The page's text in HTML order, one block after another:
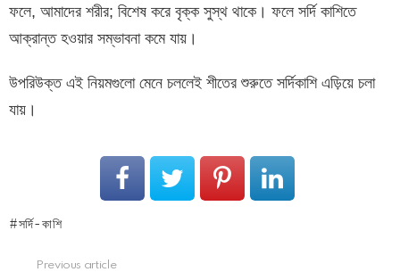
ফলে, আমাদের শরীর; বিশেষ করে বৃক্ক সুস্থ থাকে। ফলে সর্দি কাশিতে
আক্রান্ত হওয়ার সম্ভাবনা কমে যায়।
উপরিউক্ত এই নিয়মগুলো মেনে চললেই শীতের শুরুতে সর্দিকাশি এড়িয়ে চলা
যায়।
সর্দি-কাশি
Previous article